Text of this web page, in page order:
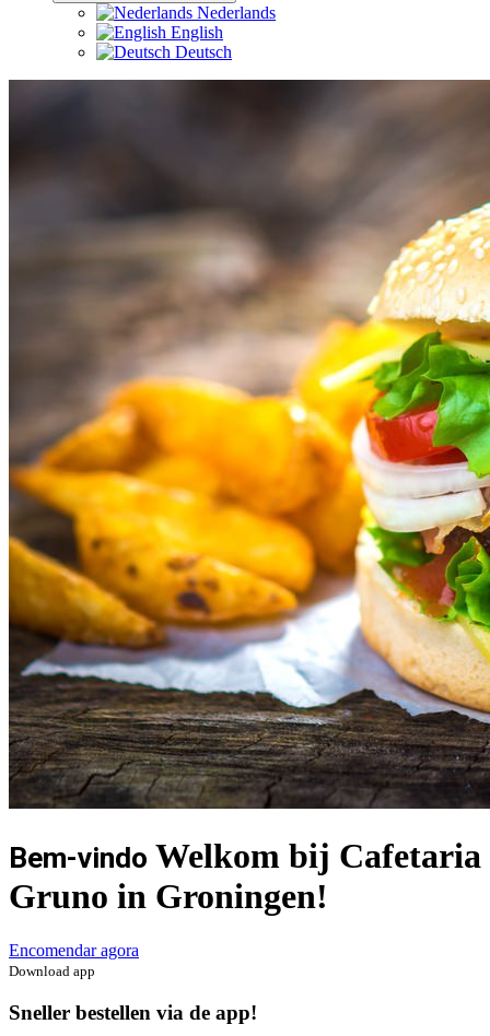
Nederlands
English
Deutsch
Bem-vindo Welkom bij Cafetaria
Gruno in Groningen!
Encomendar agora
Download app
Sneller bestellen via de app!